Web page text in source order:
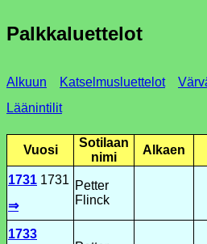
Palkkaluettelot
Alkuun Katselmusluettelot
Läänintilit
Vuosi
Sotilaan
nimi
Alkaen
1731 1731
⇒
Petter
Flinck
1733